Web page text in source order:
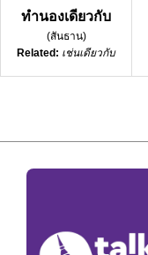
ทำนองเดียวกับ
(สันธาน)
Related: เช่นเดียวกับ